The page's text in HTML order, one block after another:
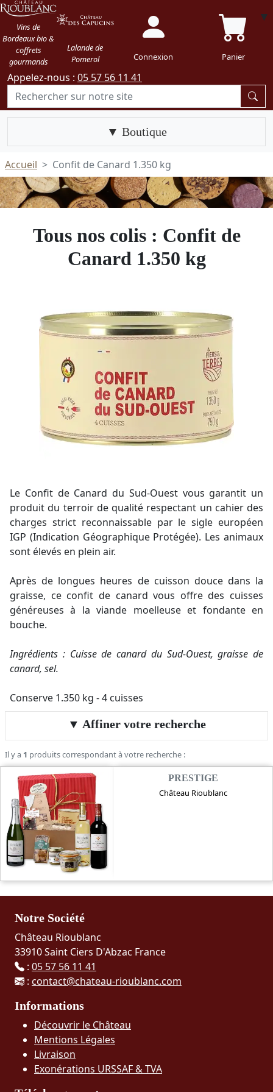
Vins de
Bordeaux bio &
coffrets
gourmands
Lalande de
Pomerol
Connexion Panier
Appelez-nous : 05 57 56 11 41
Boutique
Accueil Confit de Canard 1.350 kg
Tous nos colis : Confit de
Canard 1.350 kg
Le Confit de Canard du Sud-Ouest vous garantit un
produit du terroir de qualité respectant un cahier des
charges strict reconnaissable par le sigle européen
IGP (Indication Géographique Protégée). Les animaux
sont élevés en plein air.
Après de longues heures de cuisson douce dans la
graisse, ce confit de canard vous offre des cuisses
généreuses à la viande moelleuse et fondante en
bouche.
Ingrédients : Cuisse de canard du Sud-Ouest, graisse de
canard, sel.
Conserve 1.350 kg - 4 cuisses
Affiner votre recherche
Il y a 1 produits correspondant à votre recherche :
PRESTIGE
Château Rioublanc
Notre Société
Château Rioublanc
33910 Saint Ciers D'Abzac France
: 05 57 56 11 41
: contact@chateau-rioublanc.com
Informations
Découvrir le Château
Mentions Légales
Livraison
Exonérations URSSAF & TVA